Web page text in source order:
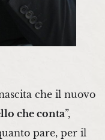
che il nuovo
che conta”,
pare, per il